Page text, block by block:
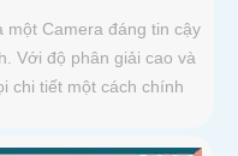
một Camera đáng tin cậy
Với độ phân giải cao và
chi tiết một cách chính